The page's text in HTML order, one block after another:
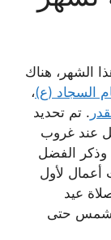
الشهر، هناك
السجاد (ع)،
. تم تحديد
عند غروب
وذكر الفضل
أعمال لأول
عيد
حتى